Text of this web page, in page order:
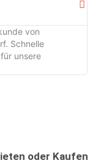
von
Schnelle
unsere
oder Kaufen